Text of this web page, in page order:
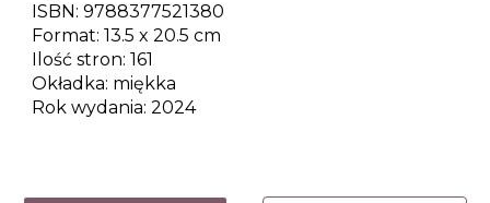
ISBN:9788377521380
Format:13.5 x 20.5 cm
Ilość stron:161
Okładka: miękka
Rok wydania:2024